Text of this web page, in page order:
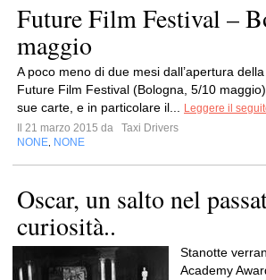
Future Film Festival –
maggio
A poco meno di due mesi dall’apertura
Future Film Festival (Bologna, 5/10
sue carte, e in particolare il...
Leggere il
Il 21 marzo 2015 da
Taxi Drivers
NONE NONE
Oscar, un salto nel
curiosità..
Stanotte
Academy